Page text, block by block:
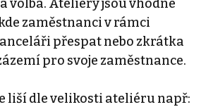
volba. Ateliéry jsou vhodné
zaměstnanci v rámci
přespat nebo zkrátka
pro svoje zaměstnance.
liší dle velikosti ateliéru např: